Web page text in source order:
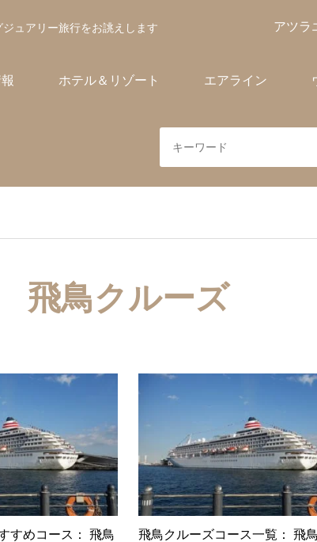
ュアリー旅行をお誂えします アツラ
ホテル＆リゾート エアライン
飛鳥クルーズ
すめコース： 飛鳥
飛鳥クルーズコース一覧： 飛